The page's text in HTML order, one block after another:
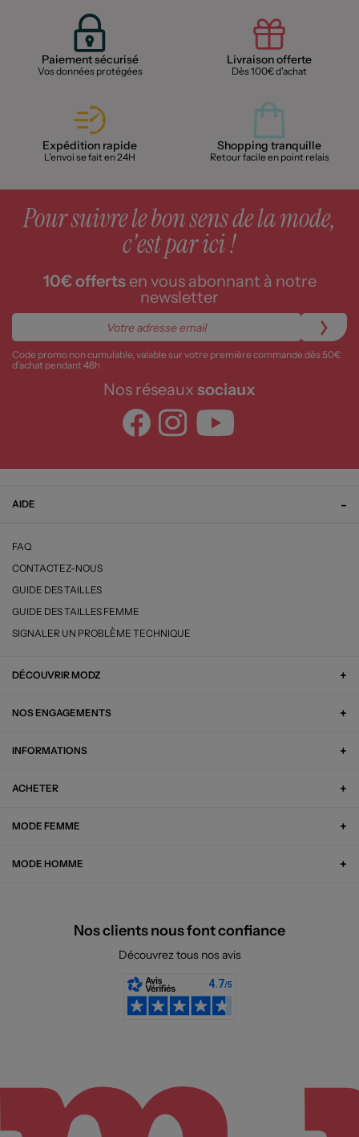
Paiement sécurisé
Vos données protégées
Livraison offerte
Dès 100€ d'achat
Expédition rapide
L'envoi se fait en 24H
Shopping tranquille
Retour facile en point relais
Pour suivre le bon sens de la mode,
c'est par ici !
10€ offertsen vous abonnant à notre
newsletter
Code promo non cumulable, valable sur votre première commande dès 50€
d’achat pendant 48h
Nos réseaux sociaux
AIDE
FAQ
CONTACTEZ-NOUS
GUIDE DES TAILLES
GUIDE DES TAILLES FEMME
SIGNALER UN PROBLÈME TECHNIQUE
DÉCOUVRIR MODZ
NOS ENGAGEMENTS
INFORMATIONS
ACHETER
MODE FEMME
MODE HOMME
Nos clients nous font confiance
Découvrez tous nos avis